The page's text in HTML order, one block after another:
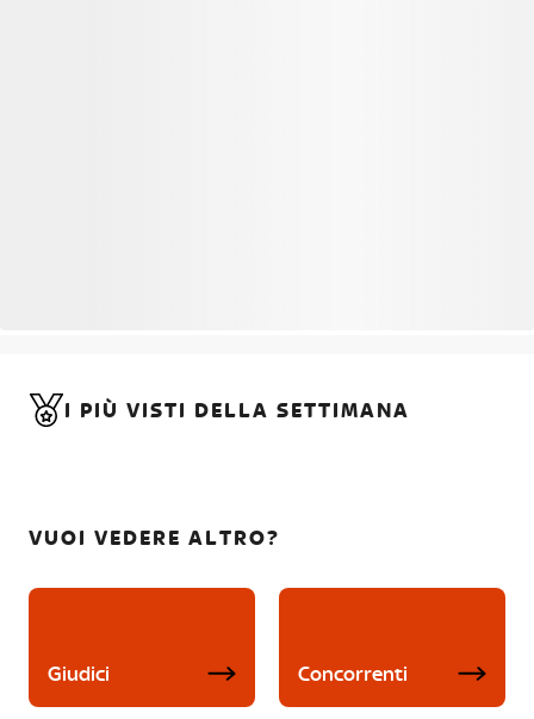
I PIÙ VISTI DELLA SETTIMANA
VUOI VEDERE ALTRO?
Giudici Concorrenti